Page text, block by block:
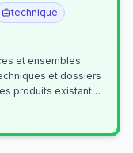
technique
et ensembles
et dossiers
produits existants